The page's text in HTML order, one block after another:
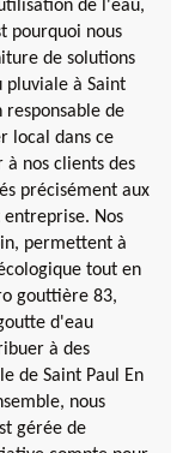
de l'eau,
pourquoi nous
de solutions
à Saint
responsable de
local dans ce
à nos clients des
précisément aux
entreprise. Nos
permettent à
tout en
gouttière 83,
d'eau
à des
de Saint Paul En
nous
gérée de